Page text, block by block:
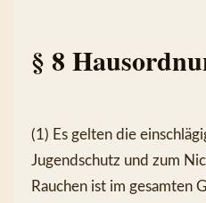
§ 8
(1) Es gelten die
Jugendschutz und zum
Rauchen ist im gesamten